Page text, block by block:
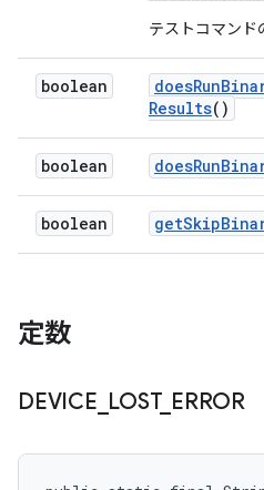
テストコマンド
boolean doesRun
Results()
boolean doesRun
boolean getSkip
定数
DEVICE LOST_ ERROR